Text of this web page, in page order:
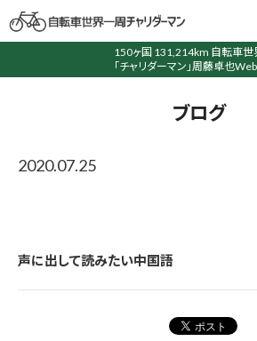
150ヶ国 131,214km 自転車世
「チャリダーマン」周藤卓也
ブログ
2020.07.25
声に出して読みたい中国語